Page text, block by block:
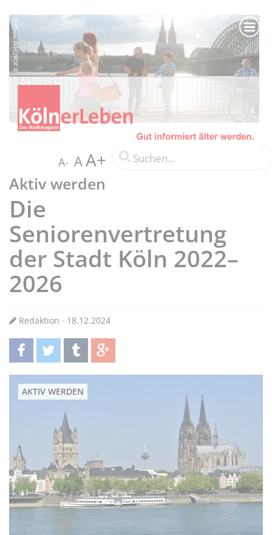
A- AA+
Aktiv werden
Die
Seniorenvertretung
der Stadt Köln 2022–
2026
Redaktion · 18.12.2024
teilentwittern teilen teilen
AKTIV WERDEN